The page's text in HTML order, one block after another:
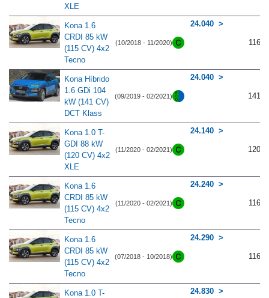
XLE
Kona 1.6
CRDI 85 kW
(115 CV) 4x2
Tecno
(10/2018 - 11/2020)
24.040
116
Kona Híbrido
1.6 GDi 104
kW (141 CV)
DCT Klass
(09/2019 - 02/2021)
24.040
141
Kona 1.0 T-
GDI 88 kW
(120 CV) 4x2
XLE
(11/2020 - 02/2021)
24.140
120
Kona 1.6
CRDI 85 kW
(115 CV) 4x2
Tecno
(11/2020 - 02/2021)
24.240
116
Kona 1.6
CRDI 85 kW
(115 CV) 4x2
Tecno
(07/2018 - 10/2018)
24.290
116
Kona 1.0 T-
24.830